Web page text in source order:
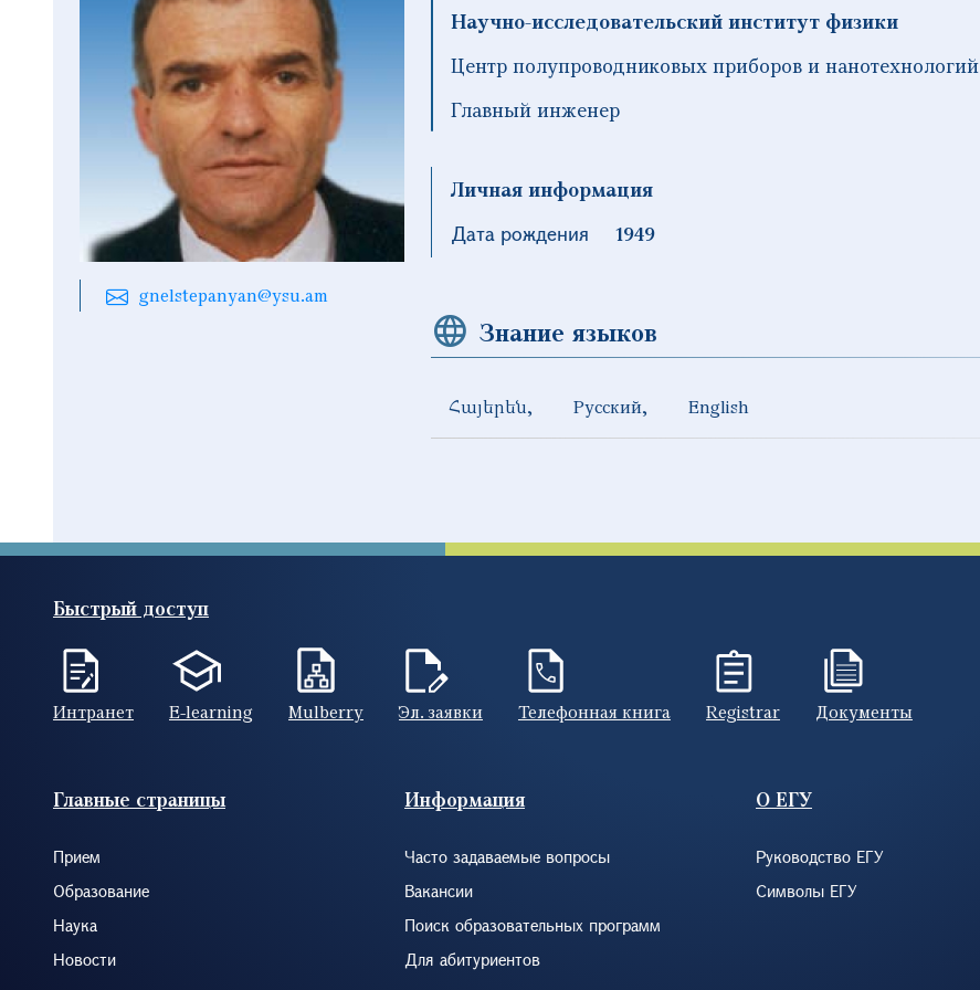
gnelstepanyan@ysu.am
Научно-исследовательский институт физики
Центр полупроводниковых приборов и нанотехнологий
Главный инженер
Личная информация
Дата рождения
1949
Знание языков
Հայերեն Русский English
Быстрый доступ
Интранет E-learning Mulberry Эл. заявки Телефонная книга Registrar Документы
Footer (RUS)
Главные страницы
Прием
Образование
Наука
Новости
Информация
Часто задаваемые вопросы
Вакансии
Поиск образовательных программ
Для абитуриентов
О ЕГУ
Руководство ЕГУ
Символы ЕГУ